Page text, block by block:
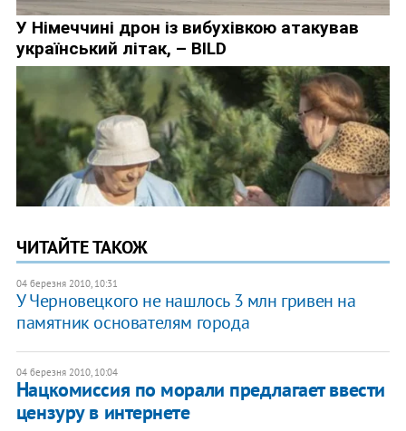
ЧИТАЙТЕ ТАКОЖ
04 березня 2010, 10:31
У Черновецкого не нашлось 3 млн гривен на
памятник основателям города
04 березня 2010, 10:04
Нацкомиссия по морали предлагает ввести
цензуру в интернете